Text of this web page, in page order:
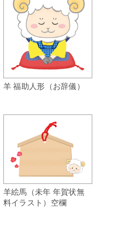
羊 福助人形（お辞儀）
羊絵馬（未年 年賀状無
料イラスト）空欄